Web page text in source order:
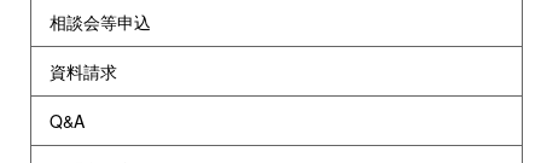
相談会等申込
資料請求
Q&A